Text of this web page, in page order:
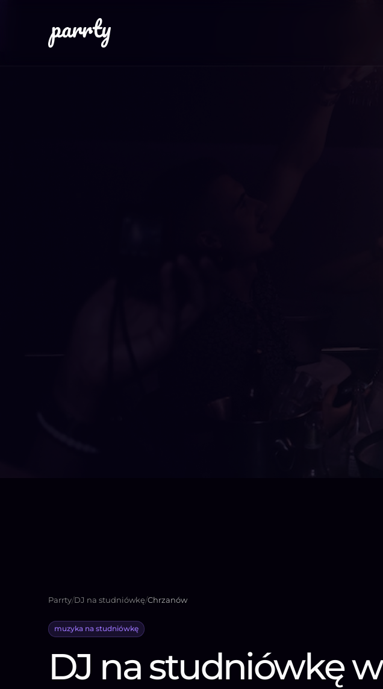
Parrty/DJ na studniówkę/Chrzanów
muzyka na studniówkę
DJ na studniówkę w